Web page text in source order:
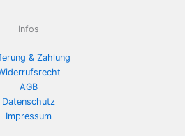
Infos
& Zahlung
AGB
Datenschutz
Impressum